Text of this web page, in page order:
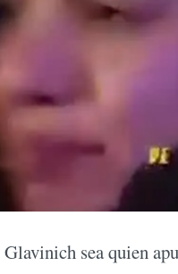
Glavinich sea quien